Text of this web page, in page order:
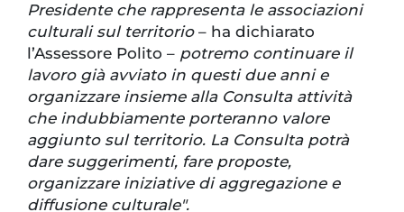
Presidente che rappresenta le associazioni
culturali sul territorio – ha dichiarato
l’Assessore Polito – potremo continuare il
lavoro già avviato in questi due anni e
organizzare insieme alla Consulta attività
che indubbiamente porteranno valore
aggiunto sul territorio. La Consulta potrà
dare suggerimenti, fare proposte,
organizzare iniziative di aggregazione e
diffusione culturale".